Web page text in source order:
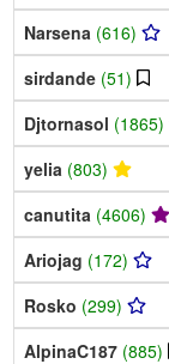
Narsena (616)
sirdande (51)
Djtornasol (1865)
yelia (803)
canutita (4606)
Ariojag (172)
Rosko (299)
AlpinaC187 (885)